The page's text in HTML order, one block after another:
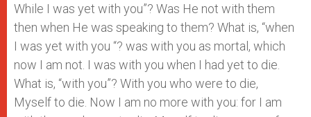
While I was yet with you”? Was He not with them
then when He was speaking to them? What is, “when
I was yet with you “? was with you as mortal, which
now I am not. I was with you when I had yet to die.
What is, “with you”? With you who were to die,
Myself to die. Now I am no more with you: for I am